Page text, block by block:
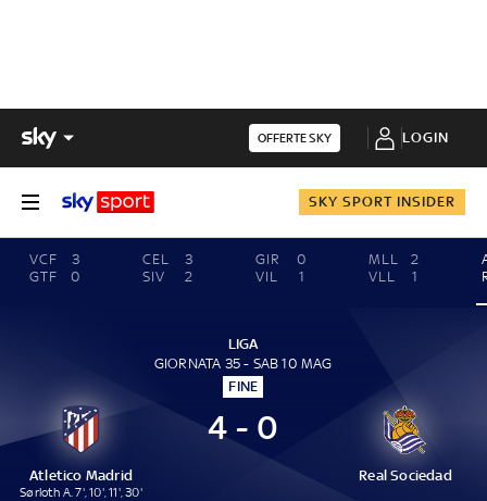
OFFERTE SKY LOGIN
SKY SPORT INSIDER
VCF
3
GTF
0
CEL
3
SIV
2
GIR
0
VIL
1
MLL
2
VLL
1
LIGA
GIORNATA 35 - SAB 10 MAG
FINE
Atletico Madrid
Sørloth A. 7', 10', 11', 30'
4 - 0
Real Sociedad